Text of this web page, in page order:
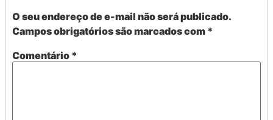
O seu endereço de e-mail não será publicado.
Campos obrigatórios são marcados com *
Comentário *